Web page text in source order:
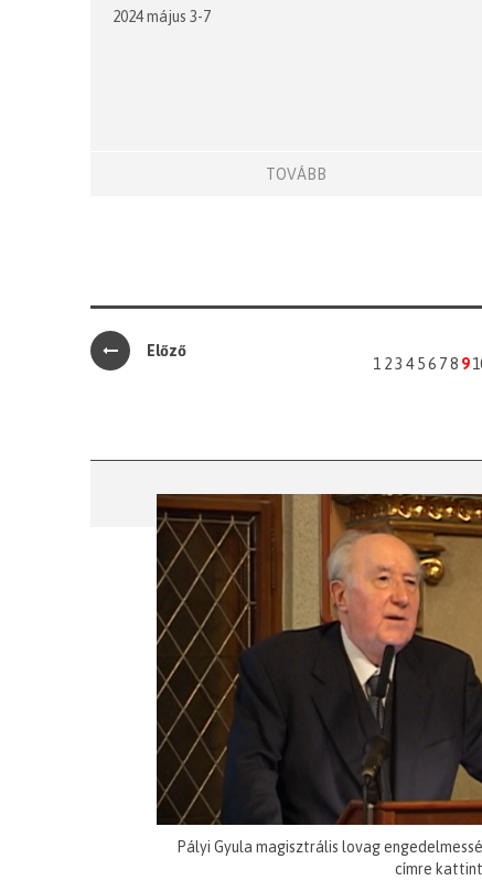
2024 május 3-7
TOVÁBB
Előző
1 23 4 56 78 9
Pályi Gyula magisztrális lovag
címre